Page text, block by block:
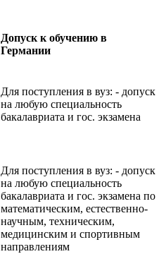
Допуск к обучению в
Германии
Для поступления в вуз: - допуск
на любую специальность
бакалавриата и гос. экзамена
Для поступления в вуз: - допуск
на любую специальность
бакалавриата и гос. экзамена по
математическим, естественно-
научным, техническим,
медицинским и спортивным
направлениям